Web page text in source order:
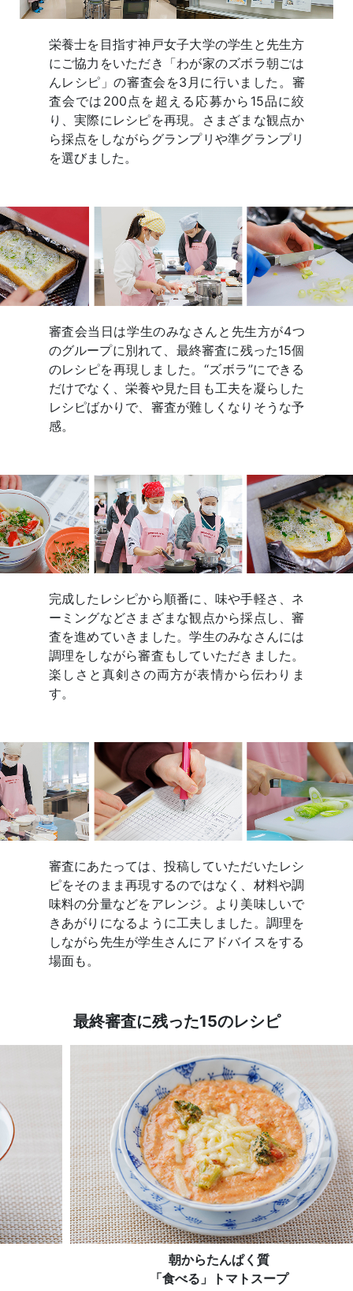
栄養士を目指す神戸女子大学の学生と先生方
にご協力をいただき「わが家のズボラ朝ごは
んレシピ」の審査会を3月に行いました。審
査会では200点を超える応募から15品に絞
り、実際にレシピを再現。さまざまな観点か
ら採点をしながらグランプリや準グランプリ
を選びました。
審査会当日は学生のみなさんと先生方が4つ
のグループに別れて、最終審査に残った15個
のレシピを再現しました。“ズボラ”にできる
だけでなく、栄養や見た目も工夫を凝らした
レシピばかりで、審査が難しくなりそうな予
感。
完成したレシピから順番に、味や手軽さ、ネ
ーミングなどさまざまな観点から採点し、審
査を進めていきました。学生のみなさんには
調理をしながら審査もしていただきました。
楽しさと真剣さの両方が表情から伝わりま
す。
審査にあたっては、投稿していただいたレシ
ピをそのまま再現するのではなく、材料や調
味料の分量などをアレンジ。より美味しいで
きあがりになるように工夫しました。調理を
しながら先生が学生さんにアドバイスをする
場面も。
最終審査に残った15のレシピ
朝からたんぱく質
「食べる」トマトスープ